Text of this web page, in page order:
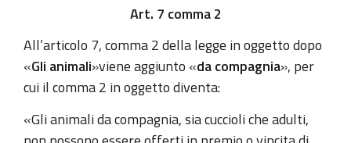
Art. 7 comma 2
All’articolo 7, comma 2 della legge in oggetto dopo
«Gli animali»viene aggiunto «dacompagnia», per
cui il comma 2 in oggetto diventa:
«Gli animali da compagnia, sia cuccioli che adulti,